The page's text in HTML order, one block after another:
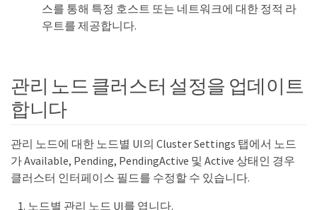
스를 통해 특정 호스트 또는 네트워크에 대한 정적 라
우트를 제공합니다.
관리 노드 클러스터 설정을 업데이트
합니다
관리 노드에 대한 노드별 UI의 Cluster Settings 탭에서 노드
가 Available, Pending, PendingActive 및 Active 상태인 경우
클러스터 인터페이스 필드를 수정할 수 있습니다.
노드별 관리 노드 UI를 엽니다.